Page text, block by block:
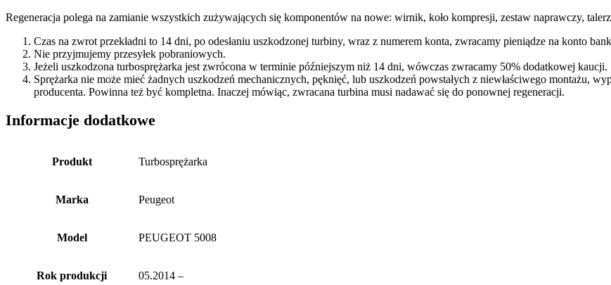
Regeneracja polega na zamianie wszystkich zużywających się komponentów na nowe: wirnik, koło kompresji, zestaw naprawczy,
Czas na zwrot przekładni to 14 dni, po odesłaniu uszkodzonej turbiny, wraz z numerem konta, zwracamy pieniądze na konto
Nie przyjmujemy przesyłek pobraniowych.
Jeżeli uszkodzona turbosprężarka jest zwrócona w terminie późniejszym niż 14 dni, wówczas zwracamy 50% dodatkowej kaucji.
Sprężarka nie może mieć żadnych uszkodzeń mechanicznych, pęknięć, lub uszkodzeń powstałych z niewłaściwego montażu,
producenta. Powinna też być kompletna. Inaczej mówiąc, zwracana turbina musi nadawać się do ponownej regeneracji.
Informacje dodatkowe
Produkt Turbosprężarka
Marka Peugeot
Model PEUGEOT 5008
Rok produkcji 05.2014 –